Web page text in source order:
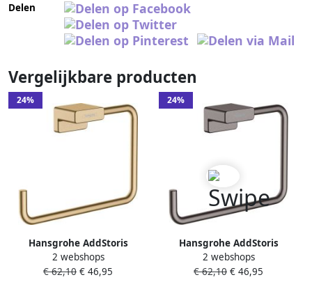
Delen
Vergelijkbare producten
24%
Hansgrohe AddStoris
Handdoekhouder 18 9x4x12
cm Brushed Bronze
2 webshops
€ 62,10 € 46,95
24%
Hansgrohe AddStoris
Handdoekhouder 18 9x4x12
cm Brushed Black Chrome
2 webshops
€ 62,10 € 46,95